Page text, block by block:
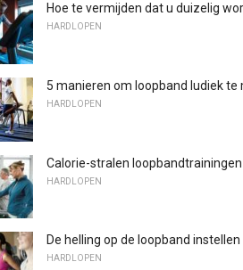
Hoe te vermijden dat u duizelig
HARDLOPEN
5 manieren om loopband ludiek te
HARDLOPEN
Calorie-stralen loopbandtrainingen
HARDLOPEN
De helling op de loopband
HARDLOPEN